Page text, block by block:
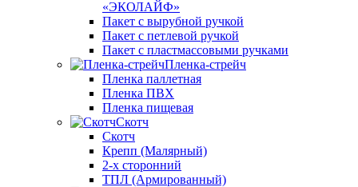
«ЭКОЛАЙФ»
Пакет с вырубной ручкой
Пакет с петлевой ручкой
Пакет с пластмассовыми ручками
Пленка-стрейч
Пленка паллетная
Пленка ПВХ
Пленка пищевая
Скотч
Скотч
Крепп (Малярный)
2-х сторонний
ТПЛ (Армированный)